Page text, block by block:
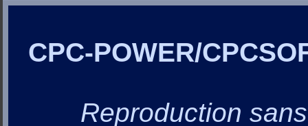
CPC-POWER/
Reproduction